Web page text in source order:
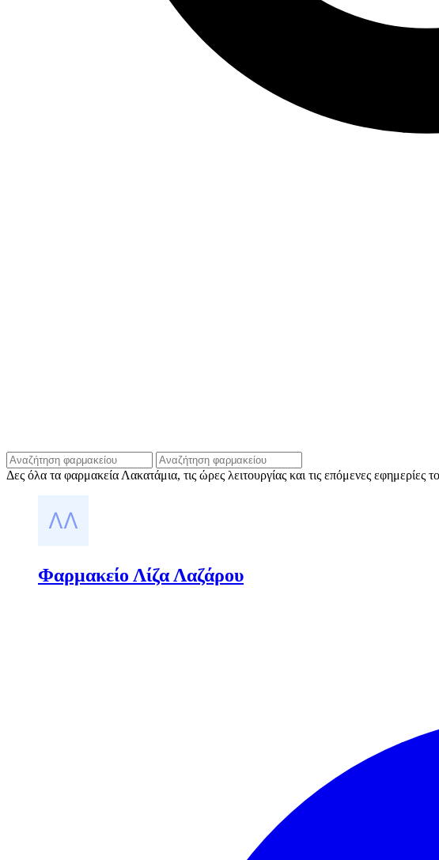
Δες όλα τα φαρμακεία Λακατάμια, τις ώρες λειτουργίας και τις επόμενες
Φαρμακείο Λίζα Λαζάρου